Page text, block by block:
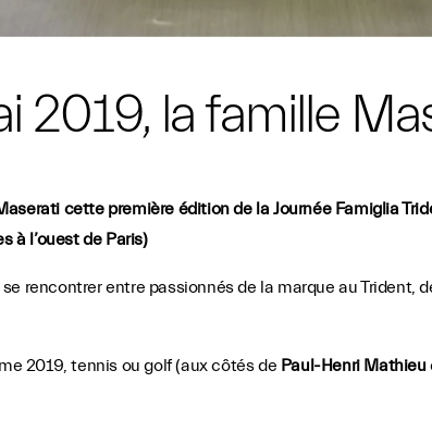
2019, la famille
cette première édition de la Journée Famiglia
à l’ouest de Paris)
rencontrer entre passionnés de la marque au Trident,
2019, tennis ou golf (aux côtés de Paul-Henri Mathieu